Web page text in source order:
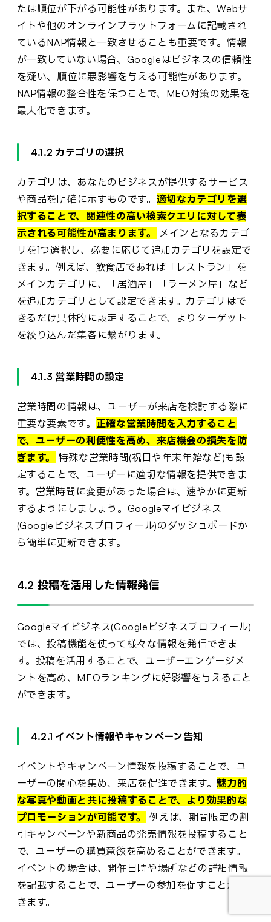
たは順位が下がる可能性があります。また、Webサ
イトや他のオンラインプラットフォームに記載され
ているNAP情報と一致させることも重要です。情報
が一致していない場合、Googleはビジネスの信頼性
を疑い、順位に悪影響を与える可能性があります。
NAP情報の整合性を保つことで、MEO対策の効果を
最大化できます。
4.1.2 カテゴリの選択
カテゴリは、あなたのビジネスが提供するサービス
や商品を明確に示すものです。 適切なカテゴリを選
択することで、関連性の高い検索クエリに対して表
示される可能性が高まります。
メインとなるカテゴ
リを1つ選択し、必要に応じて追加カテゴリを設定で
きます。例えば、飲食店であれば「レストラン」を
メインカテゴリに、「居酒屋」「ラーメン屋」など
を追加カテゴリとして設定できます。カテゴリはで
きるだけ具体的に設定することで、よりターゲット
を絞り込んだ集客に繋がります。
4.1.3 営業時間の設定
営業時間の情報は、ユーザーが来店を検討する際に
重要な要素です。 正確な営業時間を入力すること
で、ユーザーの利便性を高め、来店機会の損失を防
ぎます。
特殊な営業時間(祝日や年末年始など)も設
定することで、ユーザーに適切な情報を提供できま
す。営業時間に変更があった場合は、速やかに更新
するようにしましょう。Googleマイビジネス
(Googleビジネスプロフィール)のダッシュボードか
ら簡単に更新できます。
4.2 投稿を活用した情報発信
Googleマイビジネス(Googleビジネスプロフィール)
では、投稿機能を使って様々な情報を発信できま
す。投稿を活用することで、ユーザーエンゲージメ
ントを高め、MEOランキングに好影響を与えること
ができます。
4.2.1 イベント情報やキャンペーン告知
イベントやキャンペーン情報を投稿することで、ユ
ーザーの関心を集め、来店を促進できます。 魅力的
な写真や動画と共に投稿することで、より効果的な
プロモーションが可能です。
例えば、期間限定の割
引キャンペーンや新商品の発売情報を投稿すること
で、ユーザーの購買意欲を高めることができます。
イベントの場合は、開催日時や場所などの詳細情報
を記載することで、ユーザーの参加を促すことがで
きます。